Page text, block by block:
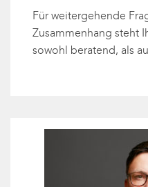
Für weitergehende
Zusammenhang steht
sowohl beratend, als